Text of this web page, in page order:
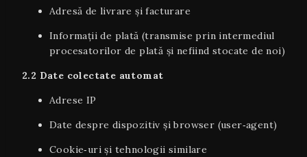
Adresă de livrare și facturare
Informații de plată (transmise prin intermediul
procesatorilor de plată și nefiind stocate de noi)
2.2 Date colectate automat
Adrese IP
Date despre dispozitiv și browser (user‑agent)
Cookie‑uri și tehnologii similare